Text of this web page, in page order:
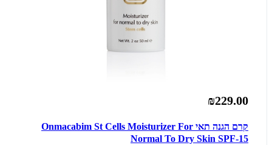
₪229.00
קרם הגנה תאי Onmacabim St Cells Moisturizer For
Normal To Dry Skin SPF-15